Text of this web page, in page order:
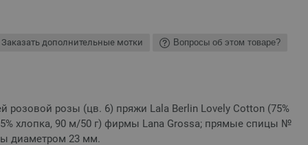
Заказать дополнительные мотки Вопросы об этом товаре?
розовой розы (цв. 6) пряжи Lala Berlin Lovely Cotton (75%
хлопка, 90 м/50 г) фирмы Lana Grossa; прямые спицы №
диаметром 23 мм.